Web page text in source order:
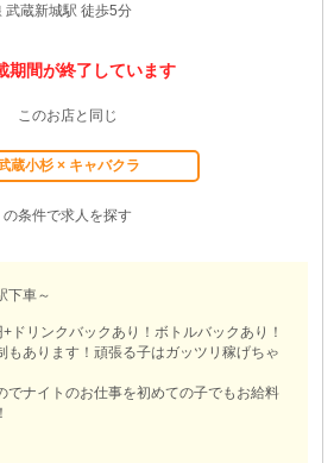
武蔵新城駅 徒歩5分
期間が終了しています
このお店と同じ
蔵小杉 × キャバクラ
の条件で求人を探す
下車～
リンクバックあり！ボトルバックあり！
もあります！頑張る子はガッツリ稼げちゃ
ナイトのお仕事を初めての子でもお給料